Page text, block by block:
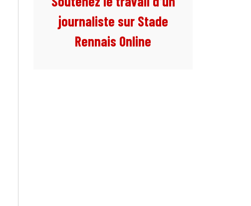
journaliste sur Stade
Rennais Online